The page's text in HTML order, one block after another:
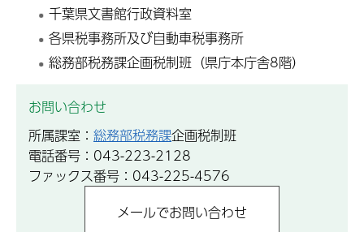
千葉県文書館行政資料室
各県税事務所及び自動車税事務所
総務部税務課企画税制班（県庁本庁舎8階）
お問い合わせ
所属課室： 総務部税務課企画税制班
電話番号：043-223-2128
ファックス番号：043-225-4576